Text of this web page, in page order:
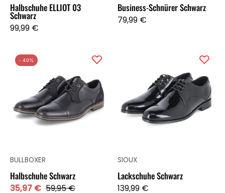
Halbschuhe ELLIOT 03
Schwarz
99,99 €
Business-Schnürer Schwarz
79,99 €
Halbschuhe
- 40%
BULLBOXER
Halbschuhe Schwarz
35,97 € 59,95 €
Lackschuhe
SIOUX
Lackschuhe Schwarz
139,99 €